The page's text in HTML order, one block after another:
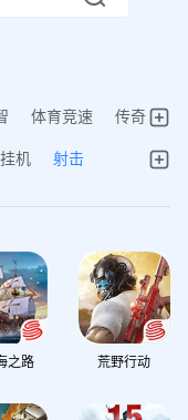
体育竞速
传奇
机
射击
西游
女性向
修仙
战争
之路 荒野行动